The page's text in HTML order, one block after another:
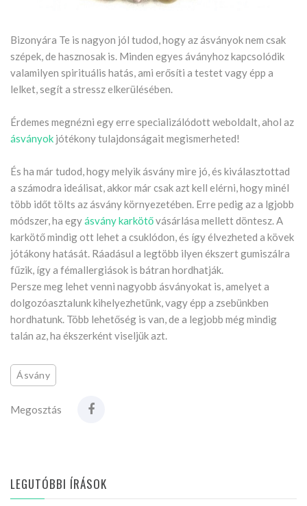
Bizonyára Te is nagyon jól tudod, hogy az ásványok nem csak
szépek, de hasznosak is. Minden egyes áványhoz kapcsolódik
valamilyen spirituális hatás, ami erősíti a testet vagy épp a
lelket, segít a stressz elkerülésében.
Érdemes megnézni egy erre specializálódott weboldalt, ahol az
ásványok jótékony tulajdonságait megismerheted!
És ha már tudod, hogy melyik ásvány mire jó, és kiválasztottad
a számodra ideálisat, akkor már csak azt kell elérni, hogy minél
több időt tölts az ásvány környezetében. Erre pedig az a lgjobb
módszer, ha egyásvány karkötővásárlása mellett döntesz. A
karkötő mindig ott lehet a csuklódon, és így élvezheted a kövek
jótákony hatását. Ráadásul a legtöbb ilyen ékszert gumiszálra
fűzik, így a fémallergiások is bátran hordhatják.
Persze meg lehet venni nagyobb ásványokat is, amelyet a
dolgozóasztalunk kihelyezhetünk, vagy épp a zsebünkben
hordhatunk. Több lehetőség is van, de a legjobb még mindig
talán az, ha ékszerként viseljük azt.
Ásvány
Megosztás
LEGUTÓBBI ÍRÁSOK